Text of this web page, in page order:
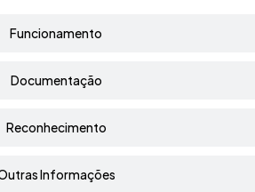
Funcionamento
Documentação
Reconhecimento
Informações